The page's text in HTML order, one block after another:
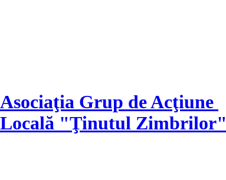
Asociaţia Grup de Acţiune
Locală "Ţinutul Zimbrilor"